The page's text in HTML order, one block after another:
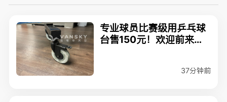
专业球员比赛级用乒乓球
台售150元！欢迎前来试
37分钟前